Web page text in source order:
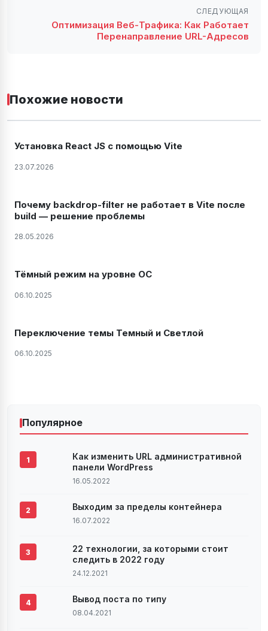
СЛЕДУЮЩАЯ
Оптимизация Веб-Трафика: Как Работает
Перенаправление URL-Адресов
Похожие новости
Установка React JS с помощью Vite
23.07.2026
Почему backdrop-filter не работает в Vite после
build — решение проблемы
28.05.2026
Тёмный режим на уровне ОС
06.10.2025
Переключение темы Темный и Светлой
06.10.2025
Популярное
1
Как изменить URL административной
панели WordPress
16.05.2022
2 Выходим за пределы контейнера
16.07.2022
3
22 технологии, за которыми стоит
следить в 2022 году
24.12.2021
4 Вывод поста по типу
08.04.2021